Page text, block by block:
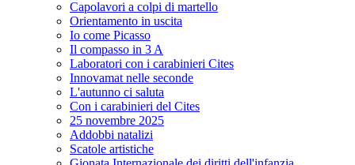
Capolavori a colpi di martello
Orientamento in uscita
Io come Picasso
Il compasso in 3 A
Laboratori con i carabinieri Cites
Innovamat nelle seconde
L'autunno ci saluta
Con i carabinieri del Cites
25 novembre 2025
Addobbi natalizi
Scatole artistiche